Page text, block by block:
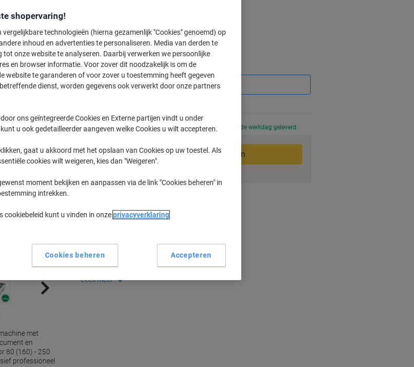
met
en
80 (160) - 250
professioneel
€ 399,99
Vanaf 2 Stuks
€ 483,99 Incl. btw
Aantal Excl. btw
1Stuk € 424,99
Momenteel op voorraad Vóór 15:30 uur besteld, volgende werkdag geleverd
Aantal
In winkelwagen
Belangrijkste specificaties
Slechts 1 minuut opwarmtijd
Geschikt voor hoezen tot 2 x 250 micron
Unieke automatische deblokkeerfunctie
Lees meer
shopervaring!
vergelijkbare technologieën (hierna gezamenlijk "Cookies" genoemd) op
inhoud en advertenties te personaliseren. Media van derden te
tot onze website te analyseren. Daarbij verwerken we persoonlijke
en browser informatie. Voor zover dit noodzakelijk is om de
website te garanderen of voor zover u toestemming heeft gegeven
dienst, worden gegevens ook verwerkt door onze partners
ons geïntegreerde Cookies en Externe partijen vindt u onder
u ook gedetailleerder aangeven welke Cookies u wilt accepteren.
gaat u akkoord met het opslaan van Cookies op uw toestel. Als
cookies wilt weigeren, kies dan "Weigeren".
moment bekijken en aanpassen via de link "Cookies beheren" in
intrekken.
cookiebeleid kunt u vinden in onzeprivacyverklaring
Cookies beheren Accepteren